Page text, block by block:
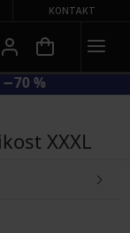
KONTAKT
%
XXXL